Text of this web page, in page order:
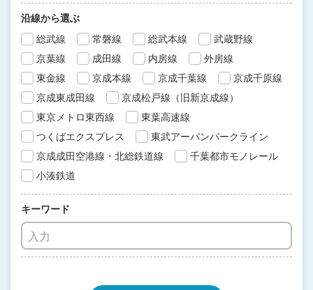
沿線から選ぶ
総武線
常磐線 総武本線
武蔵野線
京葉線
成田線 内房線
外房線
東金線
京成本線 京成千葉線
京成千原線
京成東成田線
京成松戸線（旧新京成線）
東京メトロ東西線
東葉高速線
つくばエクスプレス
東武アーバンパークライン
京成成田空港線・北総鉄道線
千葉都市モノレール
小湊鉄道
キーワード